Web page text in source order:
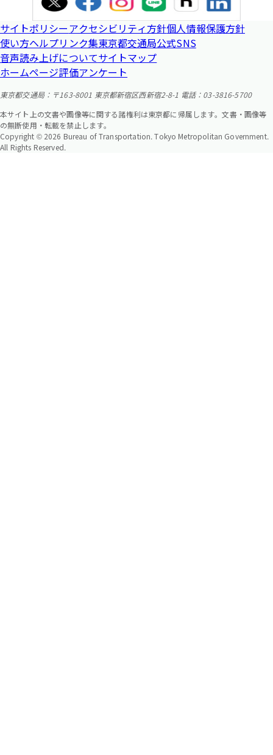
サイトポリシーアクセシビリティ方針個人情報保護方針
使い方ヘルプリンク集東京都交通局公式SNS
音声読み上げについてサイトマップ
ホームページ評価アンケート
東京都交通局：〒163-8001 東京都新宿区西新宿2-8-1 電話：03-3816-5700
本サイト上の文書や画像等に関する諸権利は東京都に帰属します。文書・画像等
の無断使用・転載を禁止します。
Copyright © 2026 Bureau of Transportation. Tokyo Metropolitan Government.
All Rights Reserved.